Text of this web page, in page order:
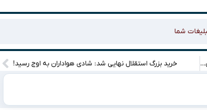
شما
هشدار: پیامک‌های قطع یارانه از ترفندهای کلاهبرداری هستند! بی‌خیال شوید و بیشتر بخوانید تا فریب نخورید! خرید بزرگ استقلال نهایی شد: شادی هواداران به اوج رسید!